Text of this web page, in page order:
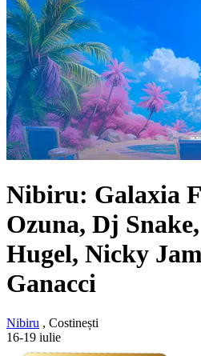
Nibiru: Galaxia
Ozuna, Dj
Hugel, Nicky
Ganacci
Nibiru , Costinești
16-19 iulie